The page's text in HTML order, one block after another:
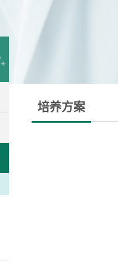
培养方案